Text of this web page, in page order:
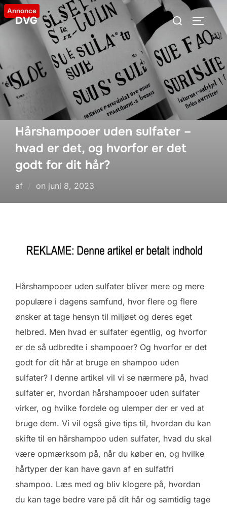
Videre
til
DVG
Søg
SLÅ
Annonce
Hårshampooer uden sulfater –
hvad er det, og hvorfor er det
godt for dit hår?
af on Udgivet
juni 8, 2023
Hårshampooer uden sulfater bliver mere og mere
populære i dagens samfund, hvor flere og flere
ønsker at tage hensyn til miljøet og deres eget
helbred. Men hvad er sulfater egentlig, og hvorfor
er de så udbredte i shampooer? Og hvorfor er det
godt for dit hår at bruge en shampoo uden
sulfater? I denne artikel vil vi se nærmere på, hvad
sulfater er, hvordan hårshampooer uden sulfater
virker, og hvilke fordele og ulemper der er ved at
bruge dem. Vi vil også give tips til, hvordan du kan
skifte til en hårshampoo uden sulfater, hvad du skal
være opmærksom på, når du køber en, og hvilke
hårtyper der kan have gavn af en sulfatfri
shampoo. Læs med og bliv klogere på, hvordan
du kan tage bedre vare på dit hår og samtidig tage